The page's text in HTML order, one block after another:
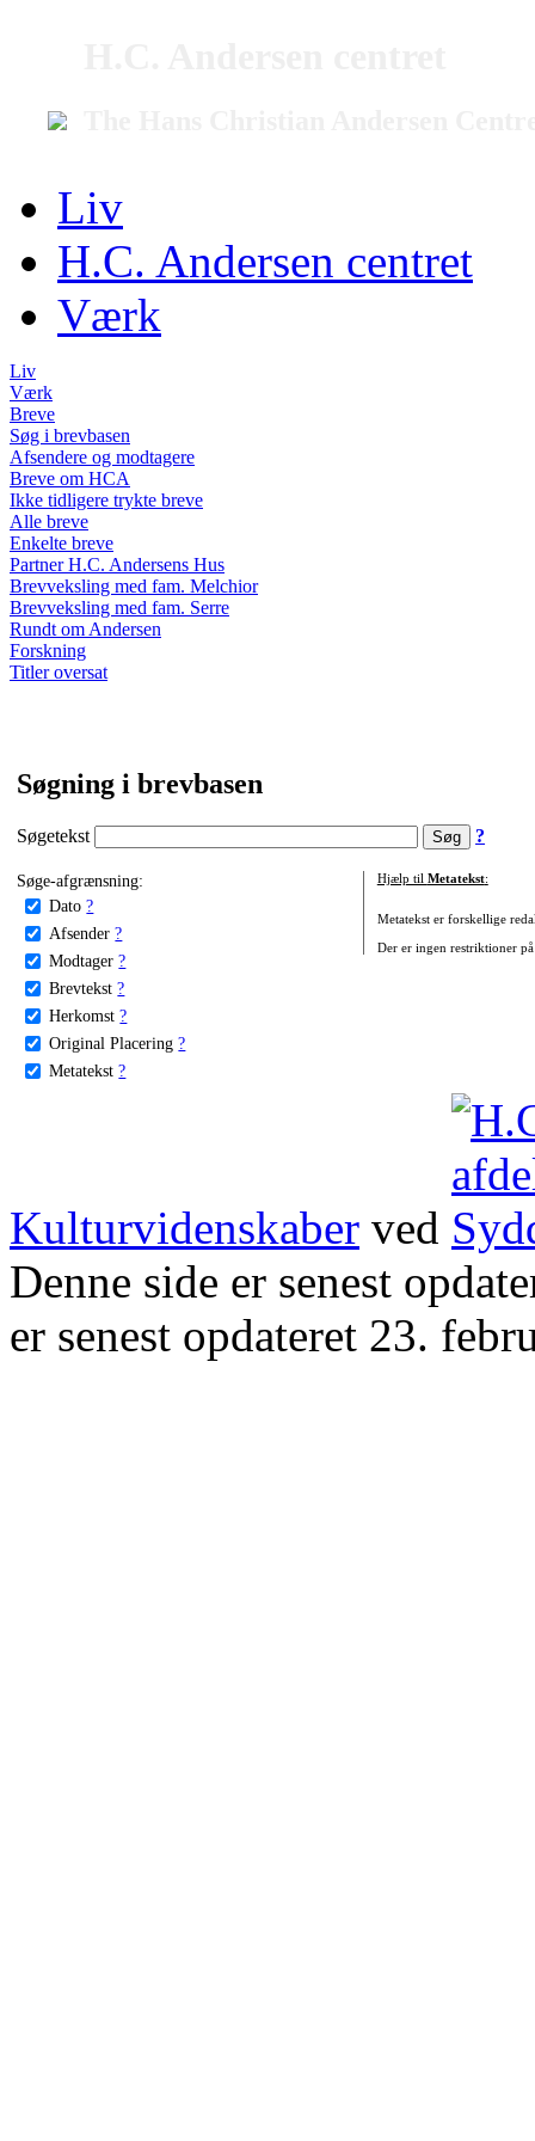
Liv
H.C. Andersen centret
Værk
Liv
Værk
Breve
Søg i brevbasen
Afsendere og modtagere
Breve om HCA
Ikke tidligere trykte breve
Alle breve
Enkelte breve
Partner H.C. Andersens Hus
Brevveksling med fam. Melchior
Brevveksling med fam. Serre
Rundt om Andersen
Forskning
Titler oversat
Søgning i brevbasen
Søgetekst ?
Søge-afgrænsning:
Dato ?
Afsender ?
Modtager ?
Brevtekst ?
Herkomst ?
Original Placering ?
Metatekst ?
Hjælp til Metatekst:
Metatekst er forskellige
Der er ingen restriktioner
Kulturvidenskaber ved
Denne side er senest
er senest opdateret 23.